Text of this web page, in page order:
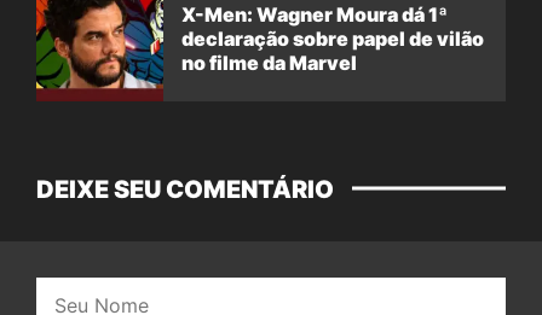
X-Men: Wagner Moura dá 1ª
declaração sobre papel de vilão
no filme da Marvel
DEIXE SEU COMENTÁRIO